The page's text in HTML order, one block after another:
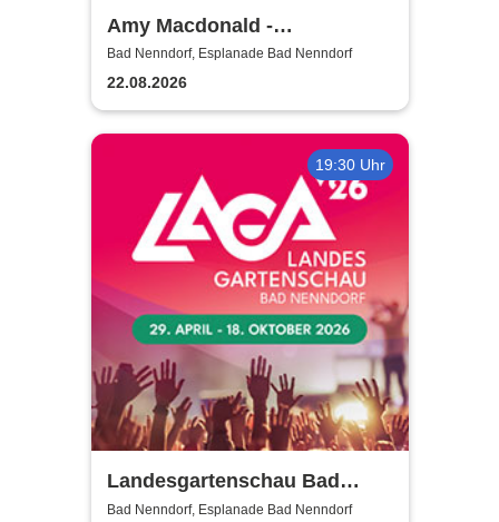
Amy Macdonald -
Sommershows 2026
Bad Nenndorf, Esplanade Bad Nenndorf
22.08.2026
19:30 Uhr
Landesgartenschau Bad
Nenndorf 2026
Bad Nenndorf, Esplanade Bad Nenndorf